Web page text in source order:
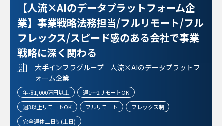
【求める人物像】
・コンプライアンス、リスク管理、内部管理、内部監査等の
いずれかのご経験をお持ちの方
・他部署対する業務指導等の経験を有し、コミュニケーショ
ンを円滑に図れる方
・自ら文献を調べながら前向きに業務に取り組める方
・Fintech(暗号資産)関連技術を普及させ、世の中を良い方
向に変えていく想いがある方
・Pマーク取得や運用経験をお持ちの方
・暗号資産に係る知見があり業界への興味が強い方
【人流×AIのデータプラットフォーム企
業】事業戦略法務担当/フルリモート/フル
フレックス/スピード感のある会社で事業
戦略に深く関わる
大手インフラグループ 人流×AIのデータプラットフ
ォーム企業
年収1,000万円以上
週1～2リモートOK
週3以上リモートOK
フルリモート
フレックス制
完全週休二日制(土日)